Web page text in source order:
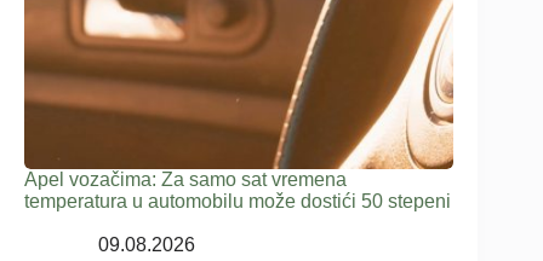
Apel vozačima: Za samo sat vremena
temperatura u automobilu može dostići 50 stepeni
09.08.2026